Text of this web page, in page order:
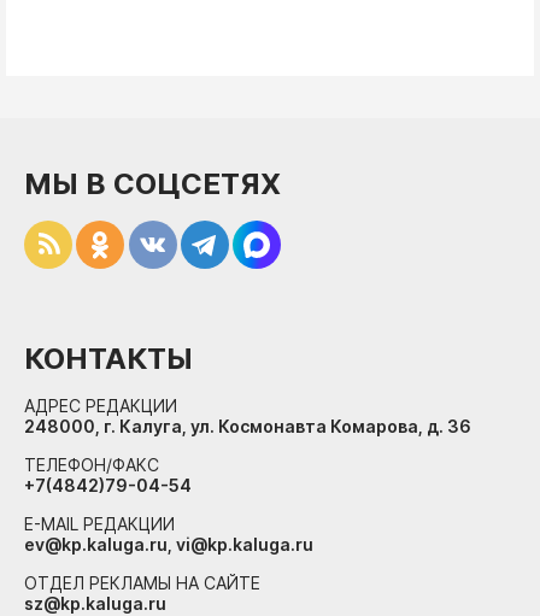
МЫ В СОЦСЕТЯХ
КОНТАКТЫ
АДРЕС РЕДАКЦИИ
248000, г. Калуга, ул. Космонавта Комарова, д. 36
ТЕЛЕФОН/ФАКС
+7(4842)79-04-54
E-MAIL РЕДАКЦИИ
ev@kp.kaluga.ru, vi@kp.kaluga.ru
ОТДЕЛ РЕКЛАМЫ НА САЙТЕ
sz@kp.kaluga.ru